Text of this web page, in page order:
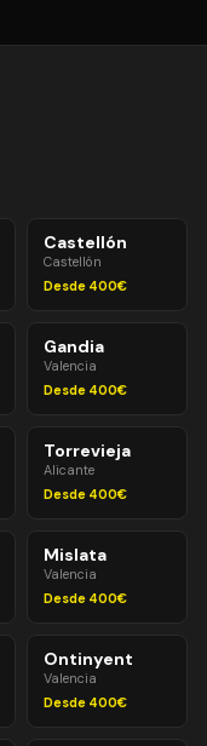
siempre
Castellón
Castellón
Desde 400€
Gandia
Valencia
Desde 400€
Torrevieja
Alicante
Desde 400€
Mislata
Valencia
Desde 400€
Ontinyent
Valencia
Desde 400€